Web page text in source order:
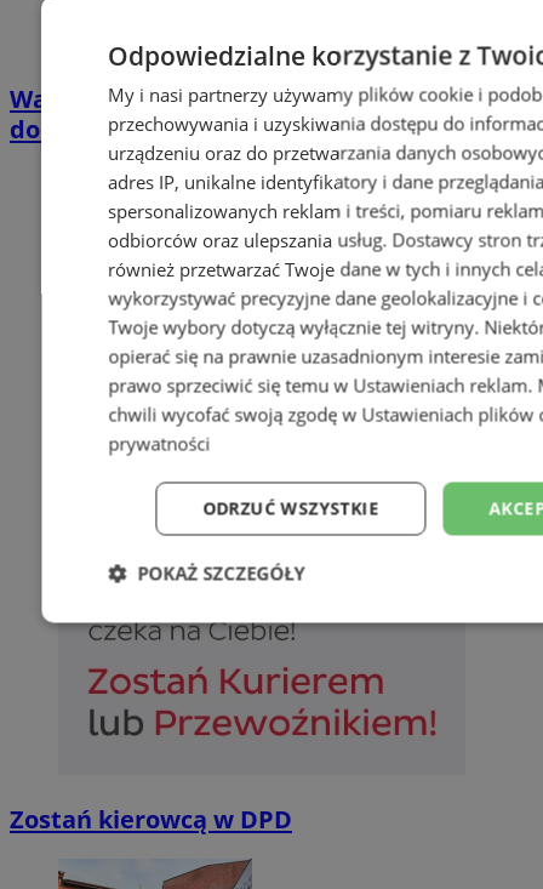
Wakacyjny wypoczynek nad Bałtykiem w
domkach Szmaragdowe Morze
Zostań kierowcą w DPD
Odpowiedzialne korzystanie z
My i nasi partnerzy używamy plików cookie i
przechowywania i uzyskiwania dostępu do
urządzeniu oraz do przetwarzania danych
adres IP, unikalne identyfikatory i dane
spersonalizowanych reklam i treści, pomiaru
odbiorców oraz ulepszania usług. Dostawcy stron
również przetwarzać Twoje dane w tych i innych
wykorzystywać precyzyjne dane geolokalizacyjne i
Twoje wybory dotyczą wyłącznie tej witryny.
opierać się na prawnie uzasadnionym interesie
prawo sprzeciwić się temu w Ustawieniach reklam.
chwili wycofać swoją zgodę w Ustawieniach plików
prywatności
ODRZUĆ WSZYSTKIE
POKAŻ SZCZEGÓŁY
Niezbędne Wydajność
Niesklasyfikowane